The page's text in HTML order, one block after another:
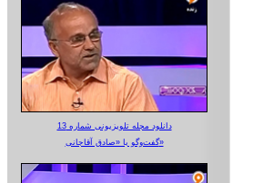
دانلود مجله تلویزیونی شماره 13
گفت‌وگو با «صادق آقاجانی»